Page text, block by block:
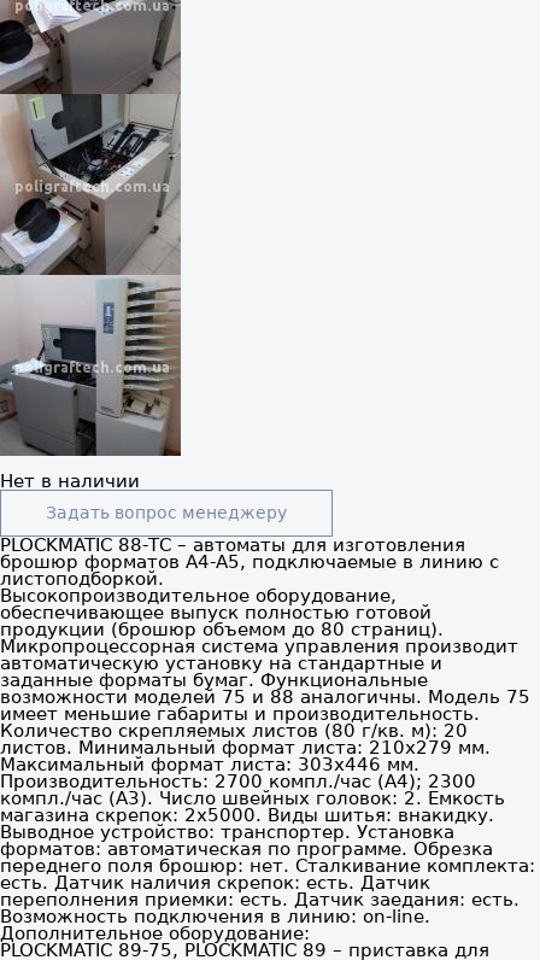
Нет в наличии
Задать вопрос менеджеру
PLOCKMATIC 88-ТС – автоматы для изготовления
брошюр форматов А4-А5, подключаемые в линию с
листоподборкой.
Высокопроизводительное оборудование,
обеспечивающее выпуск полностью готовой
продукции (брошюр объемом до 80 страниц).
Микропроцессорная система управления производит
автоматическую установку на стандартные и
заданные форматы бумаг. Функциональные
возможности моделей 75 и 88 аналогичны. Модель 75
имеет меньшие габариты и производительность.
Количество скрепляемых листов (80 г/кв. м): 20
листов. Минимальный формат листа: 210х279 мм.
Максимальный формат листа: 303х446 мм.
Производительность: 2700 компл./час (А4); 2300
компл./час (А3). Число швейных головок: 2. Емкость
магазина скрепок: 2х5000. Виды шитья: внакидку.
Выводное устройство: транспортер. Установка
форматов: автоматическая по программе. Обрезка
переднего поля брошюр: нет. Сталкивание комплекта:
есть. Датчик наличия скрепок: есть. Датчик
переполнения приемки: есть. Датчик заедания: есть.
Возможность подключения в линию: on-line.
Дополнительное оборудование:
PLOCKMATIC 89-75, PLOCKMATIC 89 – приставка для